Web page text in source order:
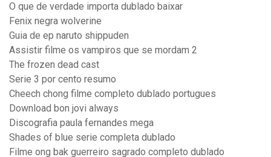
O que de verdade importa dublado baixar
Fenix negra wolverine
Guia de ep naruto shippuden
Assistir filme os vampiros que se mordam 2
The frozen dead cast
Serie 3 por cento resumo
Cheech chong filme completo dublado portugues
Download bon jovi always
Discografia paula fernandes mega
Shades of blue serie completa dublado
Filme ong bak guerreiro sagrado completo dublado